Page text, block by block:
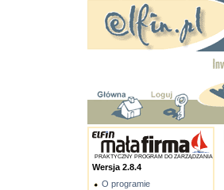
PRAKTYCZNY PROGRAM DO ZARZĄDZANIA
Wersja 2.8.4
O programie